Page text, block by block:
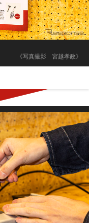
《写真撮影 宮越孝政》